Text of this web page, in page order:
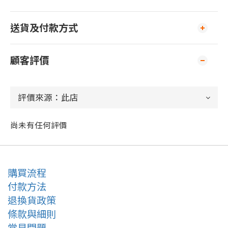
送貨及付款方式
顧客評價
尚未有任何評價
購買流程
付款方法
退換貨政策
條款與細則